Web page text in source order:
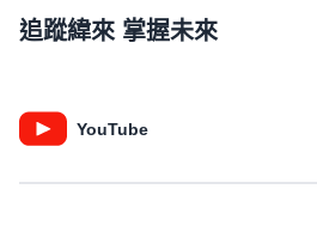
追蹤緯來 掌握未來
YouTube